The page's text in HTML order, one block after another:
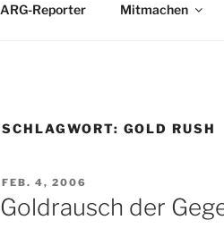
ARG-Reporter Mitmachen
SCHLAGWORT: GOLD RUSH
VERÖFFENTLICHT
AM
FEB. 4, 2006
Goldrausch der